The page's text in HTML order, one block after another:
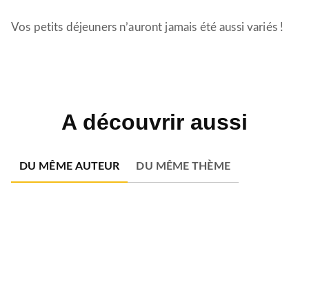
Vos petits déjeuners n’auront jamais été aussi variés !
A découvrir aussi
DU MÊME AUTEUR DU MÊME THÈME